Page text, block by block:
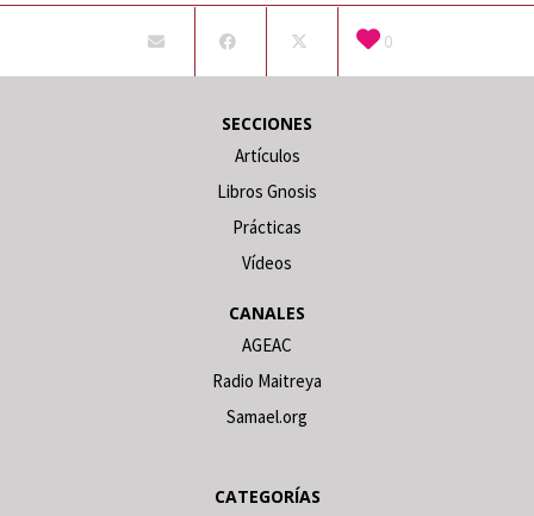
0
SECCIONES
Artículos
Libros Gnosis
Prácticas
Vídeos
CANALES
AGEAC
Radio Maitreya
Samael.org
CATEGORÍAS